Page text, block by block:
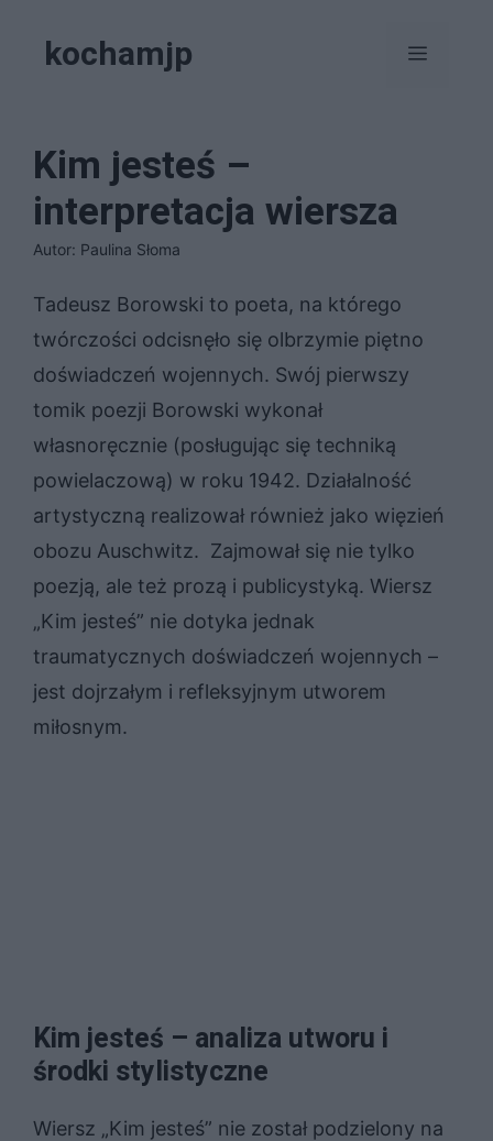
kochamjp Menu
Kim jesteś –
interpretacja wiersza
Autor: Paulina Słoma
Tadeusz Borowski to poeta, na którego
twórczości odcisnęło się olbrzymie piętno
doświadczeń wojennych. Swój pierwszy
tomik poezji Borowski wykonał
własnoręcznie (posługując się techniką
powielaczową) w roku 1942. Działalność
artystyczną realizował również jako więzień
obozu Auschwitz. Zajmował się nie tylko
poezją, ale też prozą i publicystyką. Wiersz
„Kim jesteś” nie dotyka jednak
traumatycznych doświadczeń wojennych –
jest dojrzałym i refleksyjnym utworem
miłosnym.
Kim jesteś – analiza utworu i
środki stylistyczne
Wiersz „Kim jesteś” nie został podzielony na